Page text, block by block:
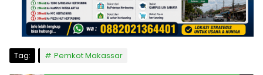
Tag: Pemkot Makassar